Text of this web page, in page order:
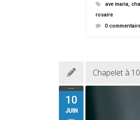
ave maria,
rosaire
0
10
JUIN
Chapelet à